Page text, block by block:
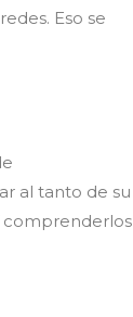
Eso se
al tanto de su
comprenderlos